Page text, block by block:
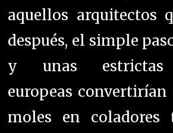
aquellos arquitectos
después, el simple
y unas estrictas
europeas convertirían
moles en coladores